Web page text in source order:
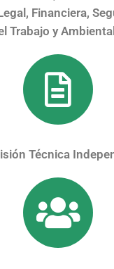
Financiera,
Trabajo y
Técnica